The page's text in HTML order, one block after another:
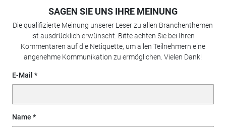
SAGEN SIE UNS IHRE MEINUNG
Die qualifizierte Meinung unserer Leser zu allen Branchenthemen
ist ausdrücklich erwünscht. Bitte achten Sie bei Ihren
Kommentaren auf die Netiquette, um allen Teilnehmern eine
angenehme Kommunikation zu ermöglichen. Vielen Dank!
E-Mail
Name